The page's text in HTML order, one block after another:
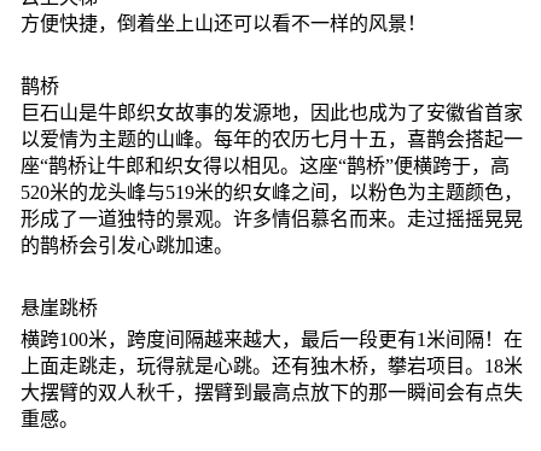
方便快捷，倒着坐上山还可以看不一样的风景！
鹊桥
巨石山是牛郎织女故事的发源地，因此也成为了安徽省首家
以爱情为主题的山峰。每年的农历七月十五，喜鹊会搭起一
座“鹊桥让牛郎和织女得以相见。这座“鹊桥”便横跨于，高
520米的龙头峰与519米的织女峰之间，以粉色为主题颜色，
形成了一道独特的景观。许多情侣慕名而来。走过摇摇晃晃
的鹊桥会引发心跳加速。
悬崖跳桥
横跨100米，跨度间隔越来越大，最后一段更有1米间隔！在
上面走跳走，玩得就是心跳。还有独木桥，攀岩项目。18米
大摆臂的双人秋千，摆臂到最高点放下的那一瞬间会有点失
重感。